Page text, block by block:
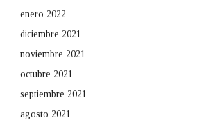
enero 2022
diciembre 2021
noviembre 2021
octubre 2021
septiembre 2021
agosto 2021